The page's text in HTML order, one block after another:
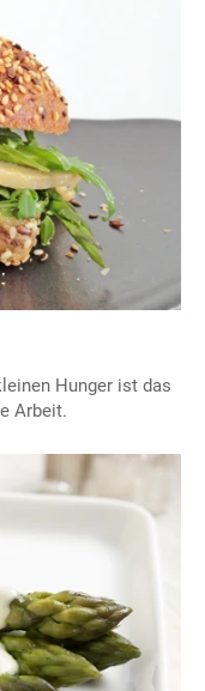
Hunger ist das
Arbeit.